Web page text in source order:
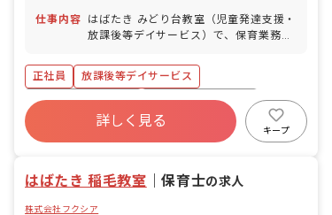
仕事内容
はばたき みどり台教室（児童発達支援・
放課後等デイサービス）で、保育業務を
設内における療育業務および付帯する業
務 ・生活指導計画（個別支援計画）の作
成 ・保護者対応 ・送迎 等
正社員
放課後等デイサービス
ボーナス・賞与あり
年間休日120日以上
寮・住宅・家賃補助あり
社会保険完備
昇給昇進あり
詳しく見る
キープ
はばたき 稲毛教室 ｜保育士の求人
株式会社フクシア